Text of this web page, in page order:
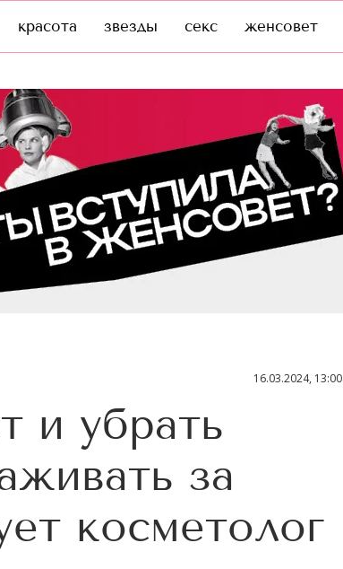
красота звезды секс женсовет
16.03.2024, 13:00
и убрать
за
косметолог